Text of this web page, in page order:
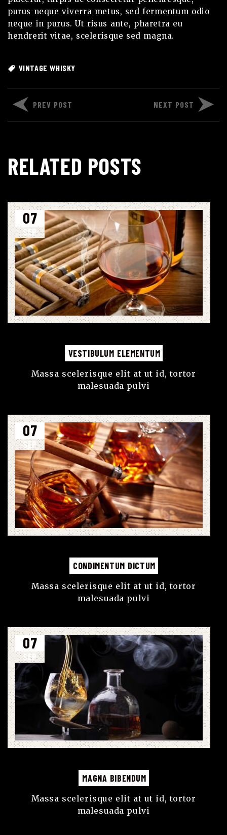
purus neque viverra metus, sed fermentum odio
neque in purus. Ut risus ante, pharetra eu
hendrerit vitae, scelerisque sed magna.
VINTAGE WHISKY
PREV POST NEXT POST
RELATED POSTS
07
SEP
VESTIBULUM ELEMENTUM
Massa scelerisque elit at ut id, tortor
malesuada pulvi
07
SEP
CONDIMENTUM DICTUM
Massa scelerisque elit at ut id, tortor
malesuada pulvi
07
SEP
MAGNA BIBENDUM
Massa scelerisque elit at ut id, tortor
malesuada pulvi